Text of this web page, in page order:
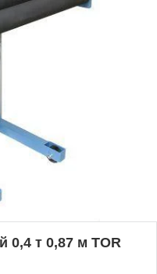
0,4 т 0,87 м TOR